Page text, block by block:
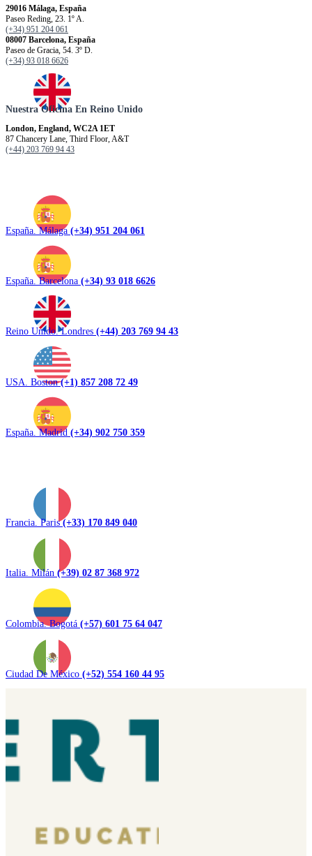
29016 Málaga, España
Paseo Reding, 23. 1º A.
(+34) 951 204 061
08007 Barcelona, España
Paseo de Gracia, 54. 3º D.
(+34) 93 018 6626
Nuestra Oficina En Reino Unido
London, England, WC2A 1ET
87 Chancery Lane, Third Floor, A&T
(+44) 203 769 94 43
España. Málaga (+34) 951 204 061
España. Barcelona (+34) 93 018 6626
Reino Unido. Londres (+44) 203 769 94 43
USA. Boston(+1) 857 208 72 49
España. Madrid (+34) 902 750 359
Francia. Paris(+33) 170 849 040
Italia. Milán (+39) 02 87 368 972
Colombia. Bogotá (+57) 601 75 64 047
Ciudad De México (+52) 554 160 44 95